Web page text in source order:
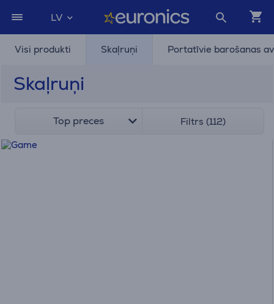
LV
Visi produkti Skaļruņi Portatīvie barošanas
Skaļruņi
Top preces Filtrs (112)